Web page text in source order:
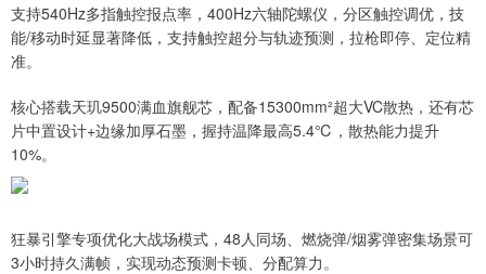
支持540Hz多指触控报点率，400Hz六轴陀螺仪，分区触控调优，技
能/移动时延显著降低，支持触控超分与轨迹预测，拉枪即停、定位精
准。
核心搭载天玑9500满血旗舰芯，配备15300mm²超大VC散热，还有芯
片中置设计+边缘加厚石墨，握持温降最高5.4℃，散热能力提升
10%。
狂暴引擎专项优化大战场模式，48人同场、燃烧弹/烟雾弹密集场景可
3小时持久满帧，实现动态预测卡顿、分配算力。